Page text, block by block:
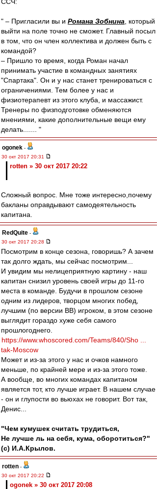
" – Пригласили вы и Романа Зобнина , который
выйти на поле точно не сможет. Главный посыл
в том, что он член коллектива и должен быть с
командой?
– Пришло то время, когда Роман начал
принимать участие в командных занятиях
"Спартака". Он и у нас станет тренироваться с
ограничениями. Тем более у нас и
физиотерапевт из этого клуба, и массажист.
Тренеры по физподготовке обменяются
мнениями, какие дополнительные вещи ему
делать....... "
ogonek -
30 окт 2017 20:31
rotten » 30 окт 2017 20:22
Сложный вопрос. Мне тоже интересно,почему
бакланы оправдывают самодеятельность
капитана.
RedQuite -
30 окт 2017 20:28
Посмотрим в конце сезона, говоришь? А зачем
так долго ждать, мы сейчас посмотрим...
И увидим мы нелицеприятную картину - наш
капитан снизил уровень своей игры до 11-го
места в команде. Будучи в прошлом сезоне
одним из лидеров, творцом многих побед,
лучшим (по версии ВВ) игроком, в этом сезоне
выглядит гораздо хуже себя самого
прошлогоднего.
https://www.whoscored.com/Teams/840/Sho ...
tak-Moscow
Может и из-за этого у нас и очков намного
меньше, по крайней мере и из-за этого тоже.
А вообще, во многих командах капитаном
является тот, кто лучше играет. В нашем случае
- он и глупости во вьюхах не говорит. Вот так,
Денис...
"Чем кумушек считать трудиться,
Не лучше ль на себя, кума, оборотиться?"
(с) И.А.Крылов.
rotten -
30 окт 2017 20:22
ogonek » 30 окт 2017 20:08